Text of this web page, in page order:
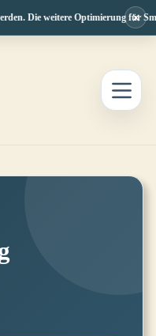
Die weitere Optimierung für×